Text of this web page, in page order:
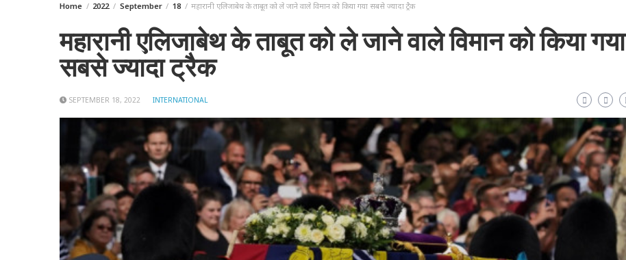
Home 2022 September 18 महारानी एलिजाबेथ के ताबूत को ले जाने वाले विमान को किया गया सबसे ज्यादा ट्रैक
महारानी एलिजाबेथ के ताबूत को ले जाने वाले विमान को किया गया
सबसे ज्यादा ट्रैक
SEPTEMBER 18, 2022 INTERNATIONAL